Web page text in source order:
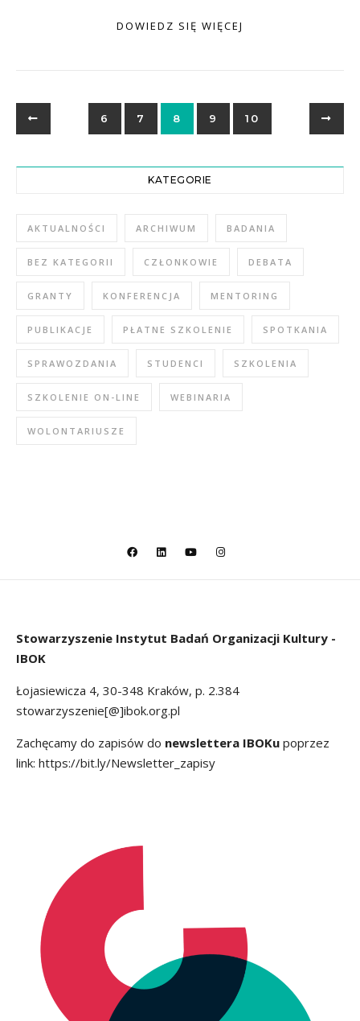
DOWIEDZ SIĘ WIĘCEJ
6 7 8 9 10
KATEGORIE
AKTUALNOŚCI ARCHIWUM BADANIA
BEZ KATEGORII CZŁONKOWIE DEBATA
GRANTY KONFERENCJA MENTORING
PUBLIKACJE PŁATNE SZKOLENIE SPOTKANIA
SPRAWOZDANIA STUDENCI SZKOLENIA
SZKOLENIE ON-LINE WEBINARIA
WOLONTARIUSZE
Stowarzyszenie Instytut Badań Organizacji Kultury -
IBOK
Łojasiewicza 4, 30-348 Kraków, p. 2.384
stowarzyszenie[@]ibok.org.pl
Zachęcamy do zapisów do newslettera IBOKu poprzez
link: https://bit.ly/Newsletter_zapisy